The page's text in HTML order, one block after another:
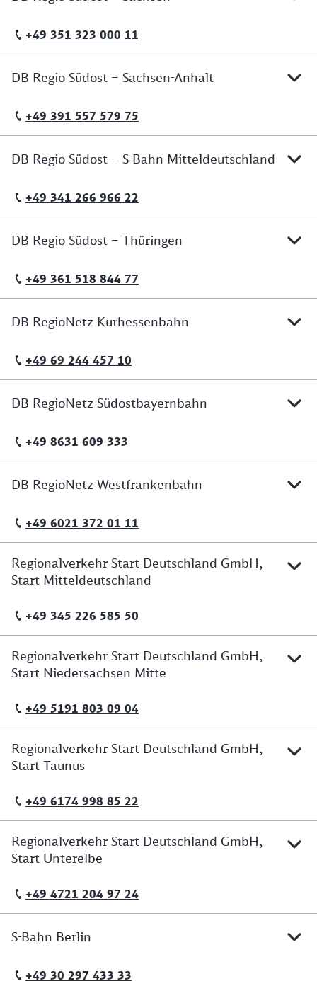
Telefonische Erreichbarkeit
+49 351 323 000 11
DB Regio Südost – Sachsen-Anhalt
Telefonische Erreichbarkeit
+49 391 557 579 75
DB Regio Südost – S-Bahn Mitteldeutschland
Telefonische Erreichbarkeit
+49 341 266 966 22
DB Regio Südost – Thüringen
Telefonische Erreichbarkeit
+49 361 518 844 77
DB RegioNetz Kurhessenbahn
Telefonische Erreichbarkeit
+49 69 244 457 10
DB RegioNetz Südostbayernbahn
Telefonische Erreichbarkeit
+49 8631 609 333
DB RegioNetz Westfrankenbahn
Telefonische Erreichbarkeit
+49 6021 372 01 11
Regionalverkehr Start Deutschland GmbH,
Start Mitteldeutschland
Telefonische Erreichbarkeit
+49 345 226 585 50
Regionalverkehr Start Deutschland GmbH,
Start Niedersachsen Mitte
Telefonische Erreichbarkeit
+49 5191 803 09 04
Regionalverkehr Start Deutschland GmbH,
Start Taunus
Telefonische Erreichbarkeit
+49 6174 998 85 22
Regionalverkehr Start Deutschland GmbH,
Start Unterelbe
Telefonische Erreichbarkeit
+49 4721 204 97 24
S-Bahn Berlin
Telefonische Erreichbarkeit
+49 30 297 433 33